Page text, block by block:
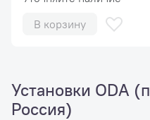
В корзину
Установки ODA
Россия)